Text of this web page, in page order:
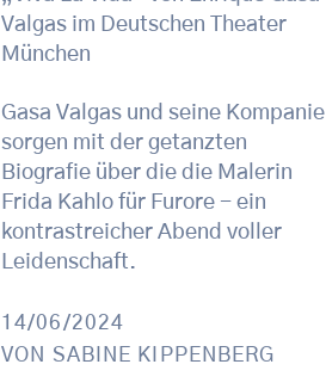
Valgas im Deutschen Theater
München
Gasa Valgas und seine Kompanie
sorgen mit der getanzten
Biografie über die die Malerin
Frida Kahlo für Furore - ein
kontrastreicher Abend voller
Leidenschaft.
14/06/2024
VON SABINE KIPPENBERG